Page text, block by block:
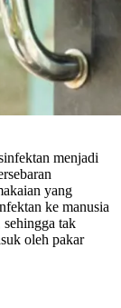
menjadi
yang
ke manusia
tak
oleh pakar